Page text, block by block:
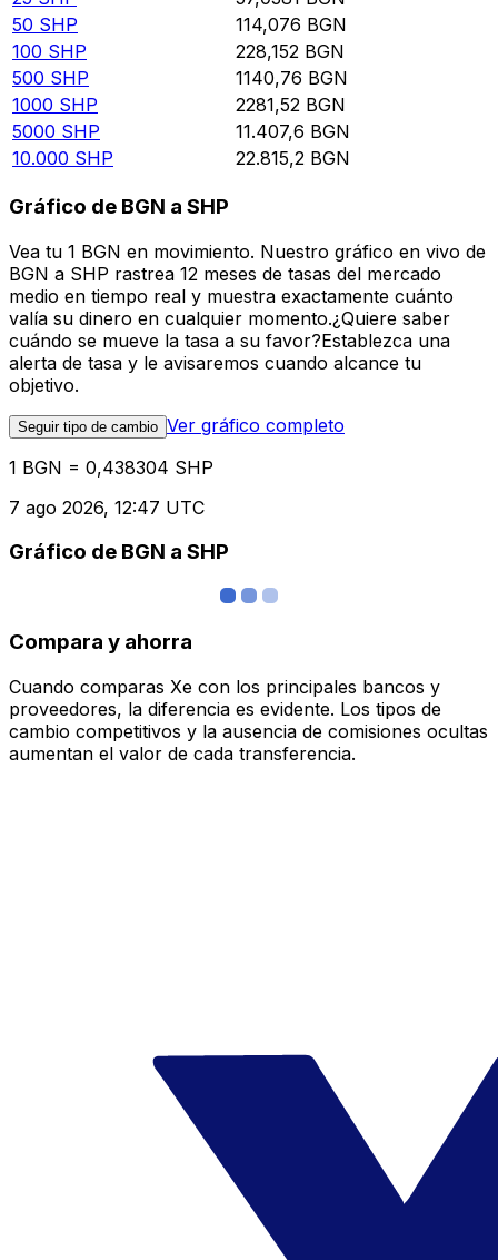
50 SHP 114,076 BGN
100 SHP 228,152 BGN
500 SHP 1140,76 BGN
1000 SHP 2281,52 BGN
5000 SHP 11.407,6 BGN
10.000 SHP 22.815,2 BGN
Gráfico de BGN a SHP
Vea tu 1 BGN en movimiento. Nuestro gráfico en vivo de
BGN a SHP rastrea 12 meses de tasas del mercado
medio en tiempo real y muestra exactamente cuánto
valía su dinero en cualquier momento.¿Quiere saber
cuándo se mueve la tasa a su favor?Establezca una
alerta de tasa y le avisaremos cuando alcance tu
objetivo.
Seguir tipo de cambio Ver gráfico completo
1 BGN = 0,438304 SHP
7 ago 2026, 12:47 UTC
Gráfico de BGN a SHP
Compara y ahorra
Cuando comparas Xe con los principales bancos y
proveedores, la diferencia es evidente. Los tipos de
cambio competitivos y la ausencia de comisiones ocultas
aumentan el valor de cada transferencia.